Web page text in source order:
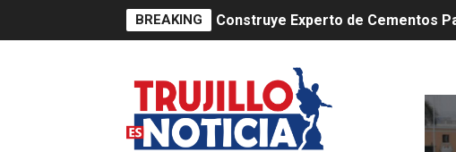
BREAKING Construye Experto de Cementos
IPE: Nuevo gobierno debe
HIDRANDINA ALERTA SOBRE